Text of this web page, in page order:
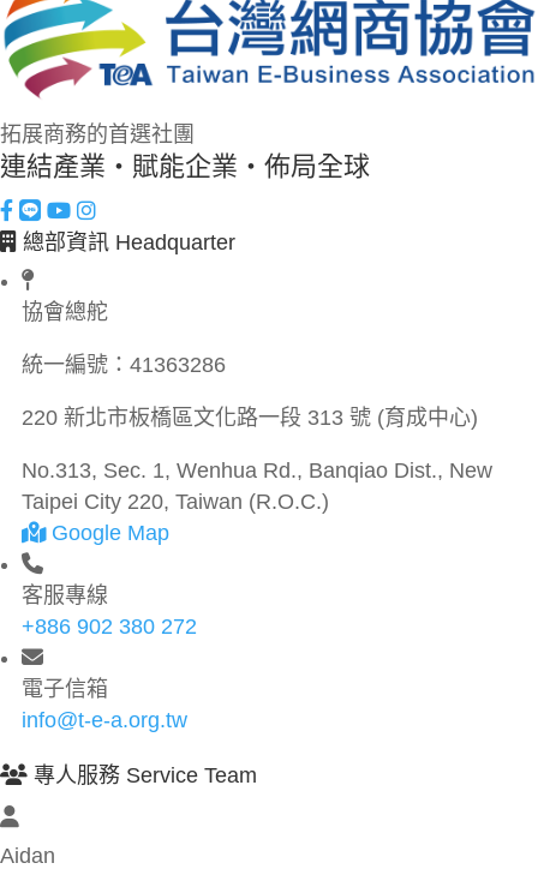
拓展商務的首選社團
連結產業・賦能企業・佈局全球
總部資訊 Headquarter
協會總舵
統一編號： 41363286
220 新北市板橋區文化路一段 313 號 (育成中心)
No.313, Sec. 1, Wenhua Rd., Banqiao Dist., New
Taipei City 220, Taiwan (R.O.C.)
Google Map
客服專線
+886 902 380 272
電子信箱
info@t-e-a.org.tw
專人服務 Service Team
Aidan